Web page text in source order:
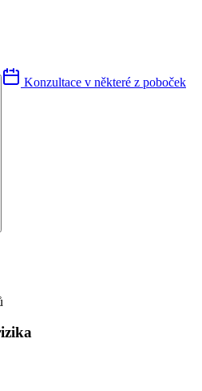
Konzultace v některé z poboček